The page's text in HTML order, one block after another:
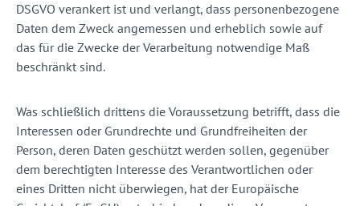
DSGVO verankert ist und verlangt, dass personenbezogene
Daten dem Zweck angemessen und erheblich sowie auf
das für die Zwecke der Verarbeitung notwendige Maß
beschränkt sind.
Was schließlich drittens die Voraussetzung betrifft, dass die
Interessen oder Grundrechte und Grundfreiheiten der
Person, deren Daten geschützt werden sollen, gegenüber
dem berechtigten Interesse des Verantwortlichen oder
eines Dritten nicht überwiegen, hat der Europäische